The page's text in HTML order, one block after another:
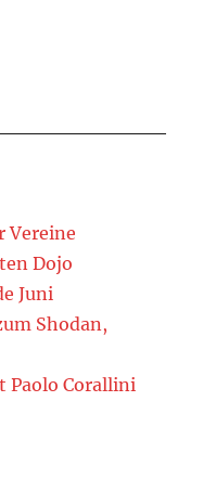
Vereine
Dojo
Juni
Shodan,
Paolo Corallini